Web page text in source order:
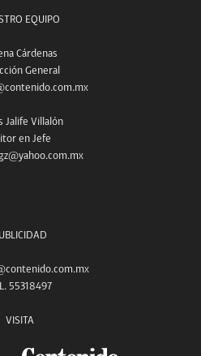
EQUIPO
Cárdenas
General
Jalife Villalón
en Jefe
55318497
VISITA